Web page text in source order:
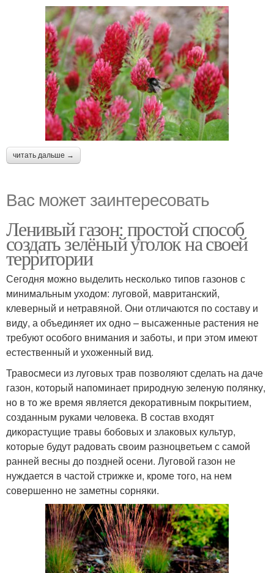
читать дальше →
Вас может заинтересовать
Ленивый газон: простой способ
создать зелёный уголок на своей
территории
Сегодня можно выделить несколько типов газонов с
минимальным уходом: луговой, мавританский,
клеверный и нетравяной. Они отличаются по составу и
виду, а объединяет их одно – высаженные растения не
требуют особого внимания и заботы, и при этом имеют
естественный и ухоженный вид.
Травосмеси из луговых трав позволяют сделать на даче
газон, который напоминает природную зеленую полянку,
но в то же время является декоративным покрытием,
созданным руками человека. В состав входят
дикорастущие травы бобовых и злаковых культур,
которые будут радовать своим разноцветьем с самой
ранней весны до поздней осени. Луговой газон не
нуждается в частой стрижке и, кроме того, на нем
совершенно не заметны сорняки.